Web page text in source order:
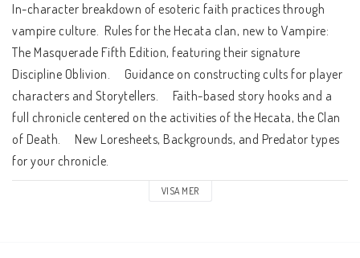
In-character breakdown of esoteric faith practices through
vampire culture.  Rules for the Hecata clan, new to Vampire:
The Masquerade Fifth Edition, featuring their signature
Discipline Oblivion.     Guidance on constructing cults for player
characters and Storytellers.     Faith-based story hooks and a
full chronicle centered on the activities of the Hecata, the Clan
of Death.     New Loresheets, Backgrounds, and Predator types
for your chronicle.
VISA MER